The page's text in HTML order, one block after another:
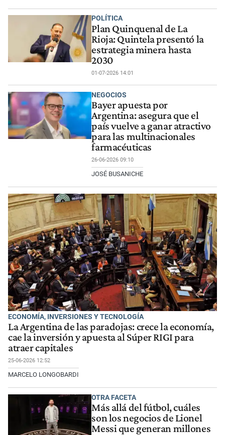
POLÍTICA
Plan Quinquenal de La
Rioja: Quintela presentó la
estrategia minera hasta
2030
01-07-2026 14:01
NEGOCIOS
Bayer apuesta por
Argentina: asegura que el
país vuelve a ganar atractivo
para las multinacionales
farmacéuticas
26-06-2026 09:10
JOSÉ BUSANICHE
ECONOMÍA, INVERSIONES Y TECNOLOGÍA
La Argentina de las paradojas: crece la economía,
cae la inversión y apuesta al Súper RIGI para
atraer capitales
25-06-2026 12:52
MARCELO LONGOBARDI
OTRA FACETA
Más allá del fútbol, cuáles
son los negocios de Lionel
Messi que generan millones